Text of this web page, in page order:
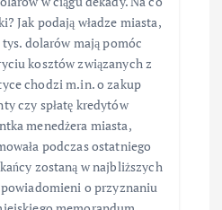
Jak podają władze miasta,
dolarów mają pomóc
kosztów związanych z
chodzi m.in. o zakup
czy spłatę kredytów
menedżera miasta,
podczas ostatniego
zostaną w najbliższych
o przyznaniu